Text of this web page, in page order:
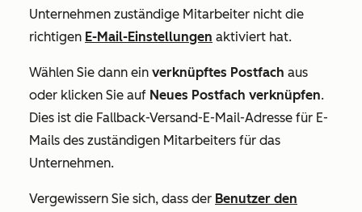
Unternehmen zuständige Mitarbeiter nicht die
richtigen E-Mail-Einstellungen aktiviert hat.
Wählen Sie dann ein verknüpftes Postfach aus
oder klicken Sie auf Neues Postfach verknüpfen.
Dies ist die Fallback-Versand-E-Mail-Adresse für E-
Mails des zuständigen Mitarbeiters für das
Unternehmen.
Vergewissern Sie sich, dass der Benutzer den